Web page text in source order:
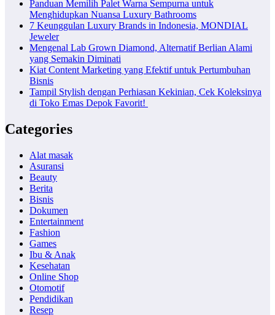
Panduan Memilih Palet Warna Sempurna untuk
Menghidupkan Nuansa Luxury Bathrooms
7 Keunggulan Luxury Brands in Indonesia, MONDIAL
Jeweler
Mengenal Lab Grown Diamond, Alternatif Berlian Alami
yang Semakin Diminati
Kiat Content Marketing yang Efektif untuk Pertumbuhan
Bisnis
Tampil Stylish dengan Perhiasan Kekinian, Cek Koleksinya
di Toko Emas Depok Favorit!
Categories
Alat masak
Asuransi
Beauty
Berita
Bisnis
Dokumen
Entertainment
Fashion
Games
Ibu & Anak
Kesehatan
Online Shop
Otomotif
Pendidikan
Resep